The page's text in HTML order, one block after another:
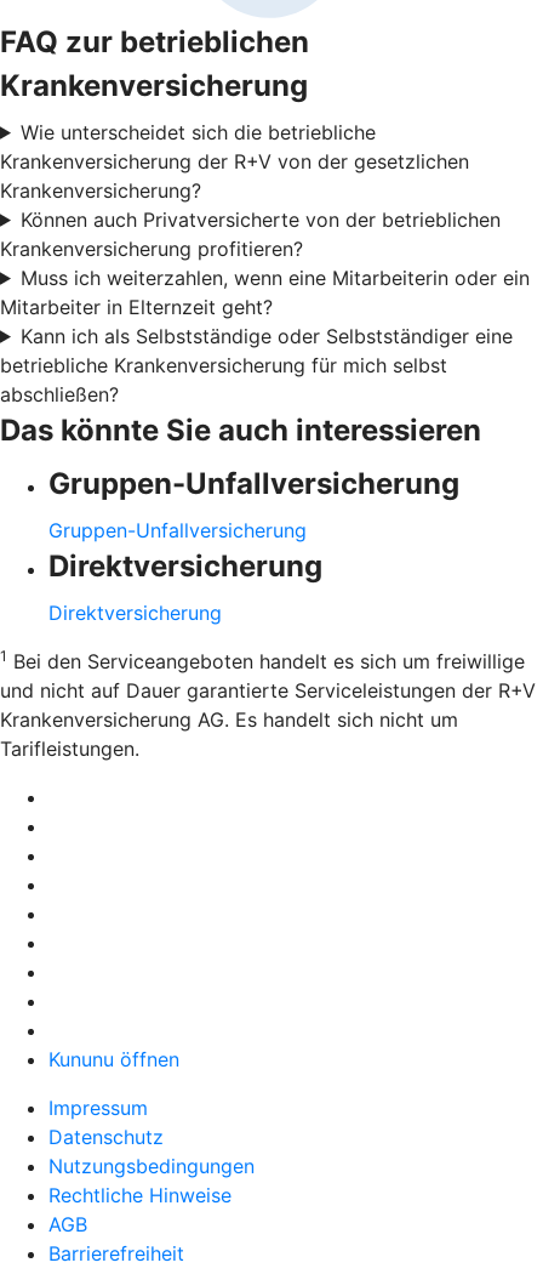
FAQ zur betrieblichen
Krankenversicherung
Wie unterscheidet sich die betriebliche
Krankenversicherung der R+V von der gesetzlichen
Krankenversicherung?
Können auch Privatversicherte von der betrieblichen
Krankenversicherung profitieren?
Muss ich weiterzahlen, wenn eine Mitarbeiterin oder ein
Mitarbeiter in Elternzeit geht?
Kann ich als Selbstständige oder Selbstständiger eine
betriebliche Krankenversicherung für mich selbst
abschließen?
Das könnte Sie auch interessieren
Gruppen-Unfallversicherung
Gruppen-Unfallversicherung
Direktversicherung
Direktversicherung
1 Bei den Serviceangeboten handelt es sich um freiwillige
und nicht auf Dauer garantierte Serviceleistungen der R+V
Krankenversicherung AG. Es handelt sich nicht um
Tarifleistungen.
Kununu öffnen
Impressum
Datenschutz
Nutzungsbedingungen
Rechtliche Hinweise
AGB
Barrierefreiheit